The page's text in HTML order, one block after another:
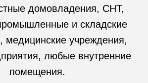
домовладения, СНТ,
и складские
медицинские учреждения,
любые внутренние
помещения.